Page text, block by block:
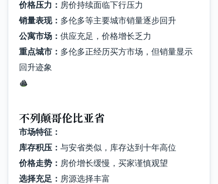
价格压力： 房价持续面临下行压力
销量表现： 多伦多等主要城市销量逐步回升
公寓市场： 供应充足，价格增长乏力
重点城市： 多伦多正经历买方市场，但销量显示
回升迹象
不列颠哥伦比亚省
市场特征：
库存积压： 与安省类似，库存达到十年高位
价格走势： 房价增长缓慢，买家谨慎观望
选择充足： 房源选择丰富